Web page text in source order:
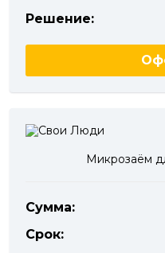
Решение:
Микрозаём
Сумма:
Срок: